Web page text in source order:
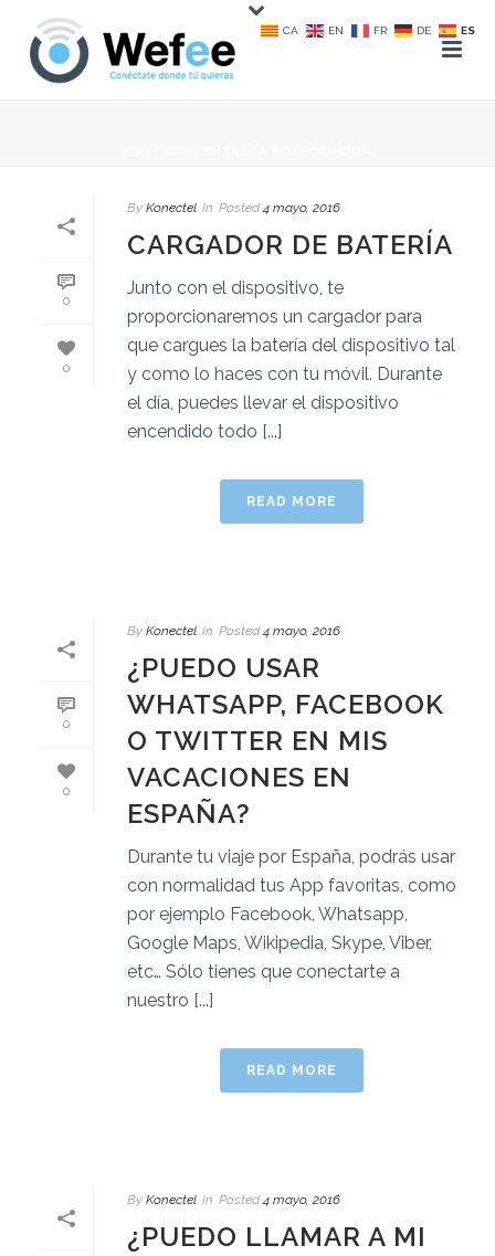
0
0
By Konectel In Posted 4 mayo, 2016
CARGADOR DE BATERÍA
Junto con el dispositivo, te
proporcionaremos un cargador para
que cargues la batería del dispositivo tal
y como lo haces con tu móvil. Durante
el día, puedes llevar el dispositivo
encendido todo [...]
READ MORE
0
0
By Konectel In Posted 4 mayo, 2016
¿PUEDO USAR
WHATSAPP, FACEBOOK
O TWITTER EN MIS
VACACIONES EN
ESPAÑA?
Durante tu viaje por España, podrás usar
con normalidad tus App favoritas, como
por ejemplo Facebook, Whatsapp,
Google Maps, Wikipedia, Skype, Viber,
etc… Sólo tienes que conectarte a
nuestro [...]
READ MORE
By Konectel In Posted 4 mayo, 2016
¿PUEDO LLAMAR A MI
CA EN FR DE ES